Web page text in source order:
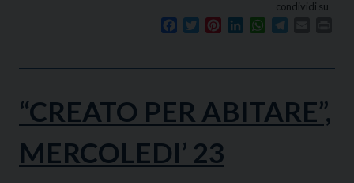
condividi su
Facebook
TwitterPinterestLinkedInWhatsApp
“CREATO PER ABITARE”,
MERCOLEDI’ 23